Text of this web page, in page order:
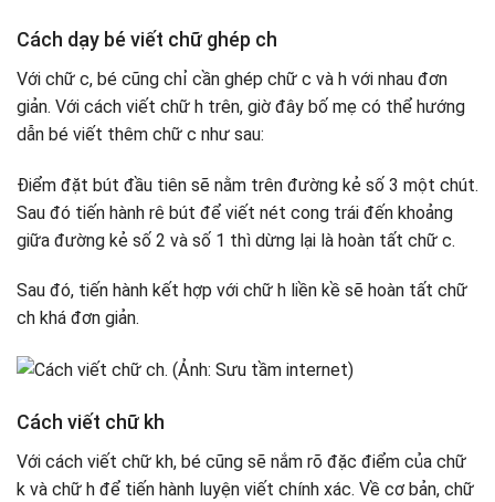
Cách dạy bé viết chữ ghép ch
Với chữ c, bé cũng chỉ cần ghép chữ c và h với nhau đơn
giản. Với cách viết chữ h trên, giờ đây bố mẹ có thể hướng
dẫn bé viết thêm chữ c như sau:
Điểm đặt bút đầu tiên sẽ nằm trên đường kẻ số 3 một chút.
Sau đó tiến hành rê bút để viết nét cong trái đến khoảng
giữa đường kẻ số 2 và số 1 thì dừng lại là hoàn tất chữ c.
Sau đó, tiến hành kết hợp với chữ h liền kề sẽ hoàn tất chữ
ch khá đơn giản.
Cách viết chữ kh
Với cách viết chữ kh, bé cũng sẽ nắm rõ đặc điểm của chữ
k và chữ h để tiến hành luyện viết chính xác. Về cơ bản, chữ